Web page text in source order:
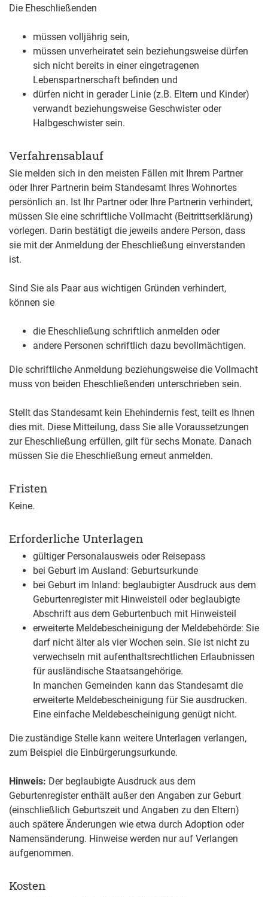
Die Eheschließenden
müssen volljährig sein,
müssen unverheiratet sein beziehungsweise dürfen
sich nicht bereits in einer eingetragenen
Lebenspartnerschaft befinden und
dürfen nicht in gerader Linie (z.B. Eltern und Kinder)
verwandt beziehungsweise Geschwister oder
Halbgeschwister sein.
Verfahrensablauf
Sie melden sich in den meisten Fällen mit Ihrem Partner
oder Ihrer Partnerin beim Standesamt Ihres Wohnortes
persönlich an. Ist Ihr Partner oder Ihre Partnerin verhindert,
müssen Sie eine schriftliche Vollmacht (Beitrittserklärung)
vorlegen. Darin bestätigt die jeweils andere Person, dass
sie mit der Anmeldung der Eheschließung einverstanden
ist.
Sind Sie als Paar aus wichtigen Gründen verhindert,
können sie
die Eheschließung schriftlich anmelden oder
andere Personen schriftlich dazu bevollmächtigen.
Die schriftliche Anmeldung beziehungsweise die Vollmacht
muss von beiden Eheschließenden unterschrieben sein.
Stellt das Standesamt kein Ehehindernis fest, teilt es Ihnen
dies mit. Diese Mitteilung, dass Sie alle Voraussetzungen
zur Eheschließung erfüllen, gilt für sechs Monate. Danach
müssen Sie die Eheschließung erneut anmelden.
Fristen
Keine.
Erforderliche Unterlagen
gültiger Personalausweis oder Reisepass
bei Geburt im Ausland: Geburtsurkunde
bei Geburt im Inland: beglaubigter Ausdruck aus dem
Geburtenregister mit Hinweisteil oder beglaubigte
Abschrift aus dem Geburtenbuch mit Hinweisteil
erweiterte Meldebescheinigung der Meldebehörde: Sie
darf nicht älter als vier Wochen sein. Sie ist nicht zu
verwechseln mit aufenthaltsrechtlichen Erlaubnissen
für ausländische Staatsangehörige.
In manchen Gemeinden kann das Standesamt die
erweiterte Meldebescheinigung für Sie ausdrucken.
Eine einfache Meldebescheinigung genügt nicht.
Die zuständige Stelle kann weitere Unterlagen verlangen,
zum Beispiel die Einbürgerungsurkunde.
Hinweis: Der beglaubigte Ausdruck aus dem
Geburtenregister enthält außer den Angaben zur Geburt
(einschließlich Geburtszeit und Angaben zu den Eltern)
auch spätere Änderungen wie etwa durch Adoption oder
Namensänderung. Hinweise werden nur auf Verlangen
aufgenommen.
Kosten